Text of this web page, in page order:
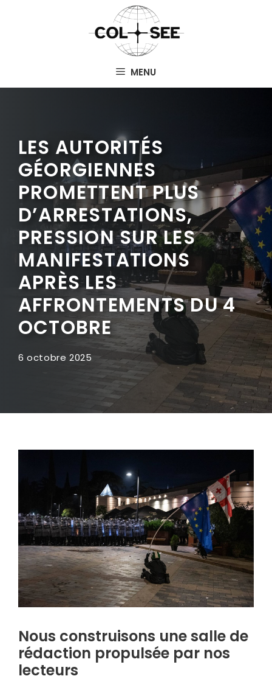
MENU
LES AUTORITÉS
GÉORGIENNES
PROMETTENT PLUS
D’ARRESTATIONS,
PRESSION SUR LES
MANIFESTATIONS
APRÈS LES
AFFRONTEMENTS DU 4
OCTOBRE
6 octobre 2025
Nous construisons une salle de
rédaction propulsée par nos
lecteurs